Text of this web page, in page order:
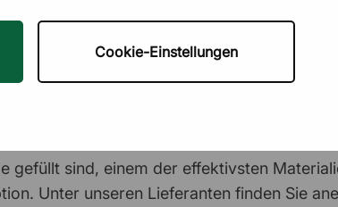
Cookie-Einstellungen
arbeiten wir mit qualitativ
Materialien eine nachweislich
Dies bedeutet zum Beispiel, dass die von
Vorhänge auf eine bestimmte Weise gewebt
abzufangen und zu brechen. Zudem
und Trennwände mit A-
gefüllt sind, einem der effektivsten
Unter unseren Lieferanten finden Sie